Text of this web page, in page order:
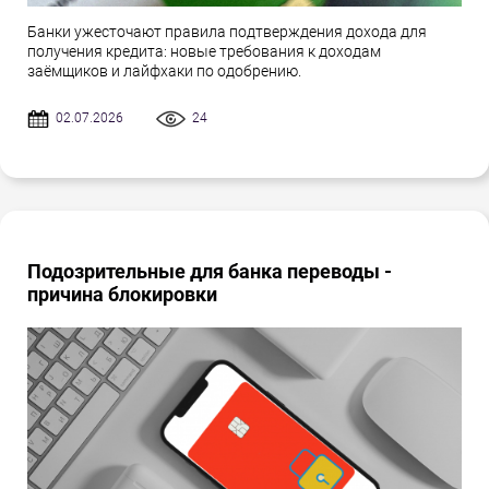
Банки ужесточают правила подтверждения дохода для
получения кредита: новые требования к доходам
заёмщиков и лайфхаки по одобрению.
02.07.2026 24
Подозрительные для банка переводы -
причина блокировки